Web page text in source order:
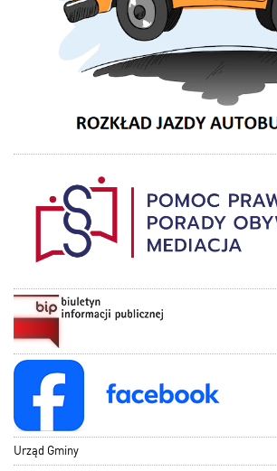
Urząd Gminy